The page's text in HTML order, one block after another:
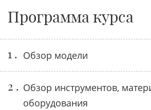
Программа курса
1 . Обзор модели
2 . Обзор инструментов,
оборудования